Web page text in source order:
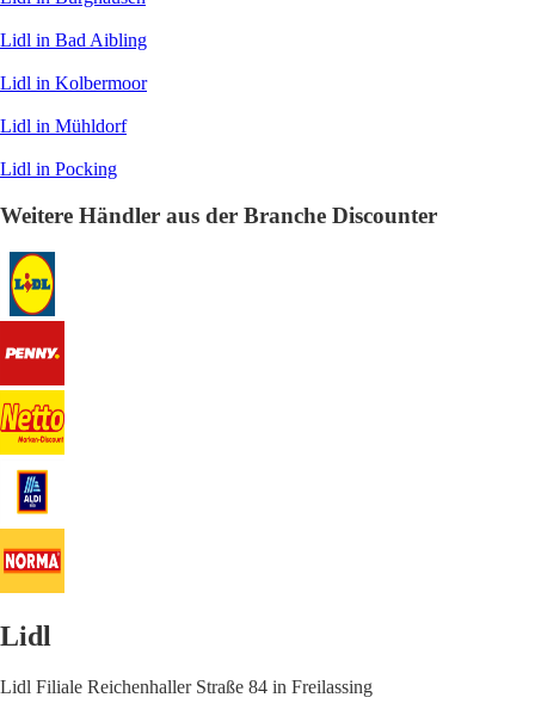
Lidl in Bad Aibling
Lidl in Kolbermoor
Lidl in Mühldorf
Lidl in Pocking
Weitere Händler aus der Branche Discounter
Lidl
Lidl Filiale Reichenhaller Straße 84 in Freilassing